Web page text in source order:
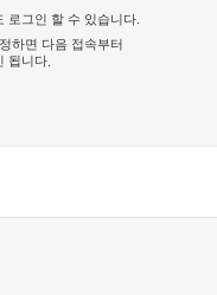
로그인 할 수 있습니다.
하면 다음 접속부터
됩니다